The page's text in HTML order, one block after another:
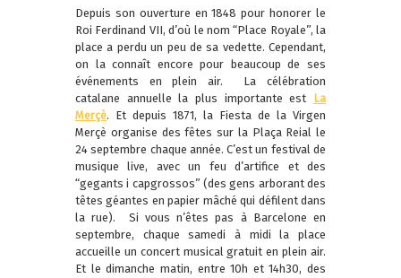
Depuis son ouverture en 1848 pour honorer le
Roi Ferdinand VII, d’où le nom “Place Royale”, la
place a perdu un peu de sa vedette. Cependant,
on la connaît encore pour beaucoup de ses
événements en plein air.
La célébration
catalane annuelle la plus importante est
La
Merçè. Et depuis 1871, la Fiesta de la Virgen
Merçè organise des fêtes sur la Plaça Reial le
24 septembre chaque année. C’est un festival de
musique live, avec un feu d’artifice et des
“gegants i capgrossos” (des gens arborant des
têtes géantes en papier mâché qui défilent dans
la rue).
Si vous n’êtes pas à Barcelone en
septembre, chaque samedi à midi la place
accueille un concert musical gratuit en plein air.
Et le dimanche matin, entre 10h et 14h30, des